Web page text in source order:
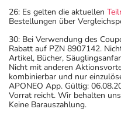
26: Es gelten die aktuellen
Bestellungen über
30: Bei Verwendung des
Rabatt auf PZN 8907142.
Artikel, Bücher,
Nicht mit anderen
kombinierbar und nur
APONEO App. Gültig:
Vorrat reicht. Wir behalten
Keine Barauszahlung.